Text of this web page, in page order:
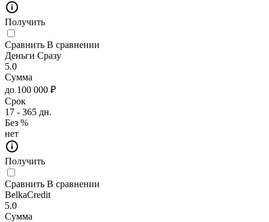
Получить
Сравнить В сравнении
Деньги Сразу
5.0
Сумма
до 100 000 ₽
Срок
17 - 365 дн.
Без %
нет
Получить
Сравнить В сравнении
BelkaCredit
5.0
Сумма